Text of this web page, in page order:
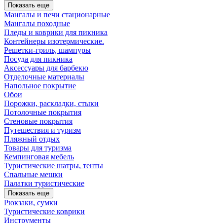
Показать еще
Мангалы и печи стационарные
Мангалы походные
Пледы и коврики для пикника
Контейнеры изотермические.
Решетки-гриль, шампуры
Посуда для пикника
Аксессуары для барбекю
Отделочные материалы
Напольное покрытие
Обои
Порожки, раскладки, стыки
Потолочные покрытия
Стеновые покрытия
Путешествия и туризм
Пляжный отдых
Товары для туризма
Кемпинговая мебель
Туристические шатры, тенты
Спальные мешки
Палатки туристические
Показать еще
Рюкзаки, сумки
Туристические коврики
Инструменты